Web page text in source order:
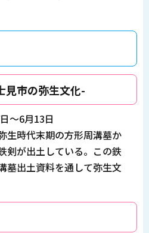
見市の弥生文化-
～6月13日
生時代末期の方形周溝墓か
剣が出土している。この鉄
墓出土資料を通して弥生文